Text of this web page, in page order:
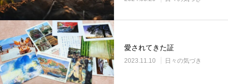
愛されてきた証
2023.11.10 日々の気づき